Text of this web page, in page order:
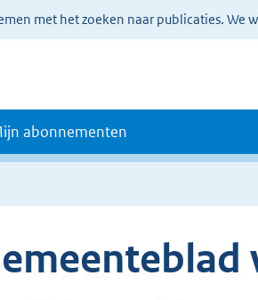
met het zoeken naar publicaties. We
abonnementen